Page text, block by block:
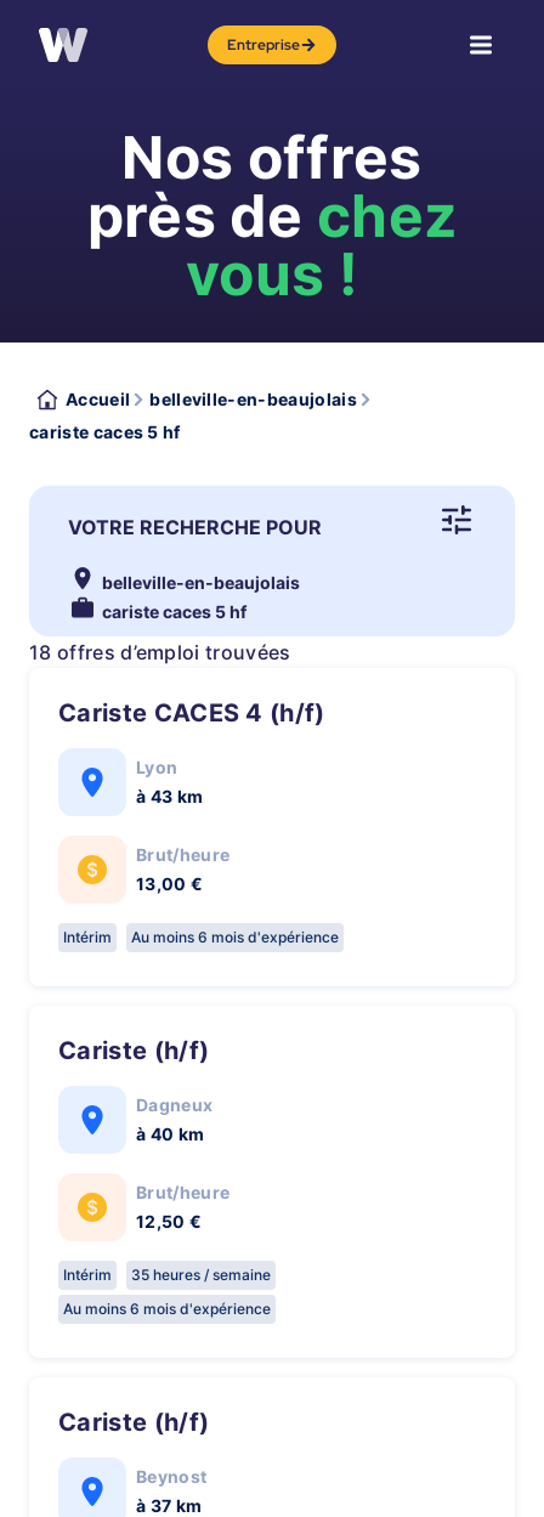
Entreprise
Nos offres
près de chez
vous !
Accueil
belleville-en-beaujolais
cariste caces 5 hf
VOTRE RECHERCHE POUR
belleville-en-beaujolais
cariste caces 5 hf
18 offres d’emploi trouvées
Cariste CACES 4 (h/f)
Lyon
à 43 km
Brut/heure
13,00 €
Intérim Au moins 6 mois d'expérience
Cariste (h/f)
Dagneux
à 40 km
Brut/heure
12,50 €
Intérim
35 heures / semaine
Au moins 6 mois d'expérience
Cariste (h/f)
Beynost
à 37 km